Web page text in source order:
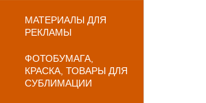
МАТЕРИАЛЫ ДЛЯ
РЕКЛАМЫ
ФОТОБУМАГА,
КРАСКА, ТОВАРЫ ДЛЯ
СУБЛИМАЦИИ